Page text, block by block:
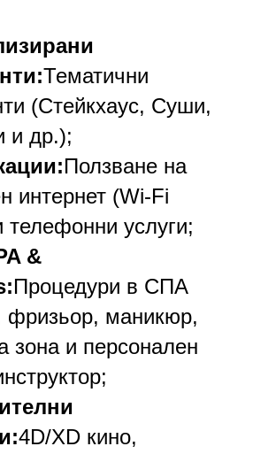
Тематични
(Стейкхаус, Суши,
и др.);
Ползване на
интернет (Wi-Fi
телефонни услуги;
&
Процедури в СПА
фризьор, маникюр,
зона и персонален
4D/XD кино,